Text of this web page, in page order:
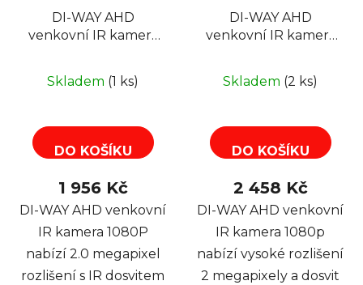
DI-WAY AHD
venkovní IR kamera
Skladem (1 ks)
DO KOŠÍKU
1 956 Kč
DI-WAY AHD venkovní
IR kamera 1080P
nabízí 2.0 megapixel
rozlišení s IR dosvitem
DI-WAY AHD
venkovní IR kamera
AHD/TVI/CVI/CVBS
Skladem (2 ks)
DO KOŠÍKU
2 458 Kč
DI-WAY AHD venkovní
IR kamera 1080p
nabízí vysoké rozlišení
2 megapixely a dosvit